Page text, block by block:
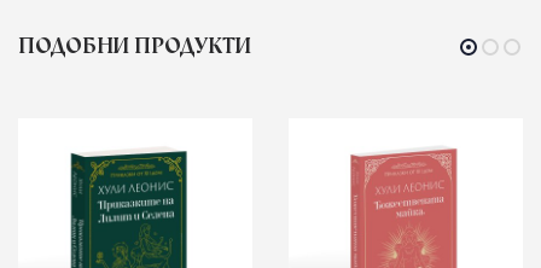
ПОДОБНИ ПРОДУКТИ